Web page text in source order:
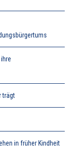
trägt
in früher Kindheit